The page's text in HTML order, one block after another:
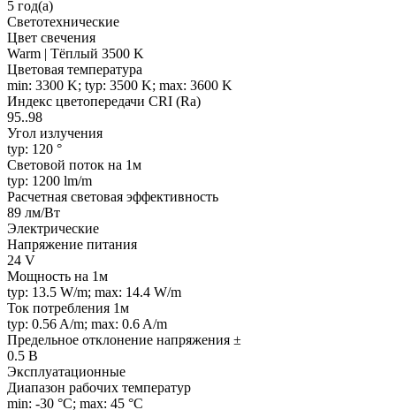
5 год(а)
Светотехнические
Цвет свечения
Warm | Тёплый 3500 K
Цветовая температура
min: 3300 K; typ: 3500 K; max: 3600 K
Индекс цветопередачи CRI (Ra)
95..98
Угол излучения
typ: 120 °
Световой поток на 1м
typ: 1200 lm/m
Расчетная световая эффективность
89 лм/Вт
Электрические
Напряжение питания
24 V
Мощность на 1м
typ: 13.5 W/m; max: 14.4 W/m
Ток потребления 1м
typ: 0.56 A/m; max: 0.6 A/m
Предельное отклонение напряжения ±
0.5 В
Эксплуатационные
Диапазон рабочих температур
min: -30 °C; max: 45 °C